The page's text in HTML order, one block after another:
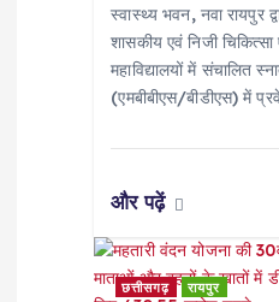
स्वास्थ्य भवन, नवा रायपुर
शासकीय एवं निजी
महाविद्यालयों में संचालित
(एमबीबीएस/बीडीएस) में
और पढ़ें
छत्तीसगढ़ रायपुर